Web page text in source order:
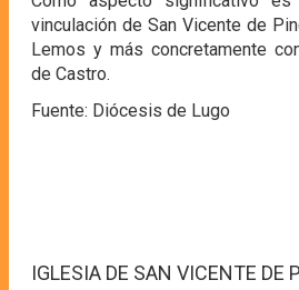
vinculación de San Vicente de
Lemos y más concretamente
de Castro.
Fuente: Diócesis de Lugo
IGLESIA DE SAN VICENTE DE